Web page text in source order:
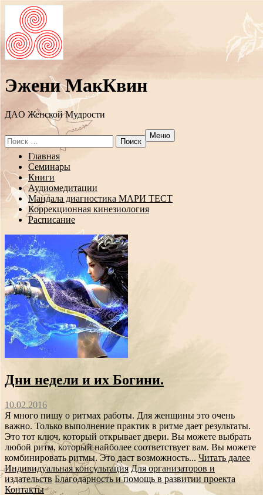
Эжени МакКвин
ДAO Женской Мудрости
Search
for:
Меню
Перейти
содержанию
Главная
Семинары
Книги
Аудиомедитации
Мандала диагностика МАРИ ТЕСТ
Коррекционная кинезиология
Расписание
Дни недели и их Богини.
10.02.2016
Я много пишу о ритмах работы. Для женщины это очень
важно. Только выполнение практик в ритме дает результаты.
Это тот ключ, который открывает двери. Вы можете выбрать
любой ритм, который найболее соответствует вам. Вы можете
комбинировать ритмы. Это даст возможность... Читать далее
Индивидуальная консультация Для организаторов и
издательств Благодарность и помощь в развитии проекта
Контакты